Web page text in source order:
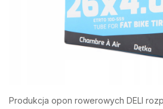
Produkcja opon rowerowych DELI